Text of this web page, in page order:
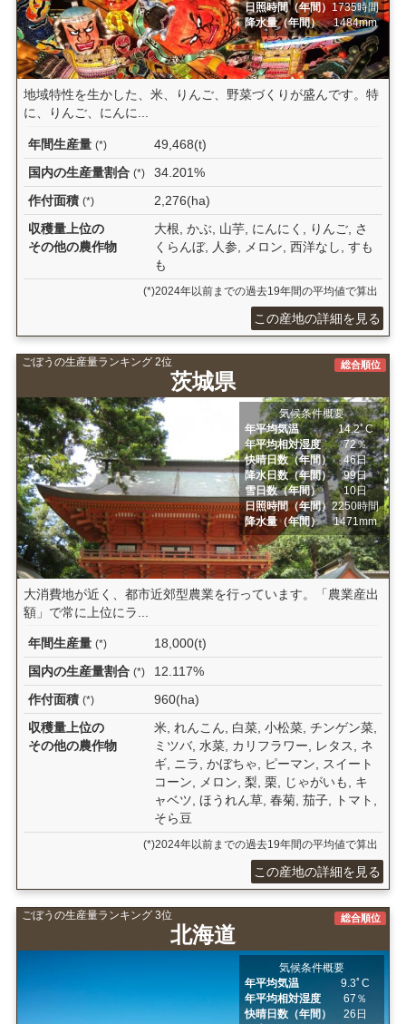
日照時間（年間） 1735時間
降水量（年間）
1484mm
地域特性を生かした、米、りんご、野菜づくりが盛んです。特
に、りんご、にんに...
年間生産量 (*)
49,468(t)
国内の生産量割合 (*)
34.201%
作付面積 (*)
2,276(ha)
収穫量上位の
その他の農作物
大根, かぶ, 山芋, にんにく, りんご, さ
くらんぼ, 人参, メロン, 西洋なし, すも
も
(*)2024年以前までの過去19年間の平均値で算出
この産地の詳細を見る
ごぼうの生産量ランキング 2位
茨城県
総合順位
気候条件概要
年平均気温
14.2ﾟC
年平均相対湿度
72％
快晴日数（年間）
46日
降水日数（年間）
99日
雪日数（年間）
10日
日照時間（年間）2250時間
降水量（年間）
1471mm
大消費地が近く、都市近郊型農業を行っています。「農業産出
額」で常に上位にラ...
年間生産量 (*)
18,000(t)
国内の生産量割合 (*)
12.117%
作付面積 (*)
960(ha)
収穫量上位の
その他の農作物
米, れんこん, 白菜, 小松菜, チンゲン菜,
ミツバ, 水菜, カリフラワー, レタス, ネ
ギ, ニラ, かぼちゃ, ピーマン, スイート
コーン, メロン, 梨, 栗, じゃがいも, キ
ャベツ, ほうれん草, 春菊, 茄子, トマト,
そら豆
(*)2024年以前までの過去19年間の平均値で算出
この産地の詳細を見る
ごぼうの生産量ランキング 3位
北海道
総合順位
気候条件概要
年平均気温
9.3ﾟC
年平均相対湿度
67％
快晴日数（年間）
26日